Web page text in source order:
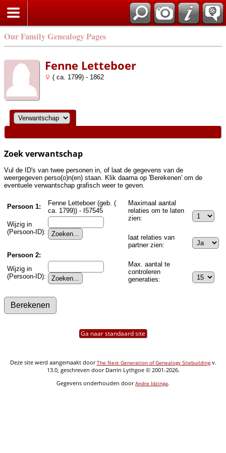
Our Family Genealogy Pages
Fenne Letteboer
( ca. 1799) - 1862
Zoek verwantschap
Vul de ID's van twee personen in, of laat de gegevens van de
weergegeven perso(o)n(en) staan. Klik daarna op 'Berekenen' om de
eventuele verwantschap grafisch weer te geven.
Persoon 1:
Fenne Letteboer (geb. (
ca. 1799)) - I57545
Wijzig in
(Persoon-ID):
Persoon 2:
Wijzig in
(Persoon-ID):
Maximaal aantal
relaties om te laten
zien:
laat relaties van
partner zien:
Max. aantal te
controleren
generaties:
Ga naar standaard site
Deze site werd aangemaakt doorThe Next Generation of Genealogy Sitebuildingv.
13.0, geschreven door Darrin Lythgoe © 2001-2026.
Gegevens onderhouden doorAndre Idzinga.